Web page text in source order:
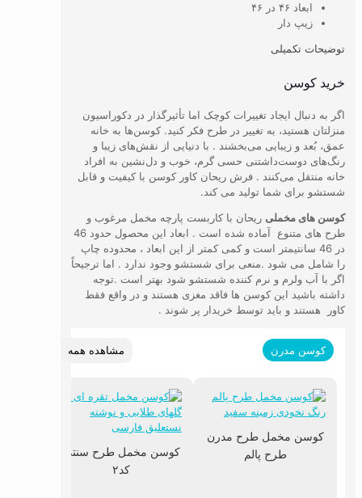
ابعاد ۴۶ در ۴۶
زیپ دار
توضیحات تکمیلی
خرید کوسن
اگر به دنبال ایجاد تغییرات کوچک اما تأثیرگذار در دکوراسیون
منزلتان هستید، به تغییر در طرح فکر کنید. کوسن‌ها به خانه
عمق، بُعد و زیبایی می‌بخشند . با دنیایی از نقش‌های زیبا و
رنگ‌های دوست‌داشتنی حسی گرم، خوب و دل‌نشین به افراد
خانه منتقل می‌کنند . فرش ریحان کاور کوسن با کیفیت و قابل
شستشو برای شما تولید می کند.
کوسن های مخملی ریحان با کاربست پارچه مخمل مرغوب و
طرح های متنوع آماده شده است . ابعاد این محصول حدود 46
در 46 سانتیمتر است و کمی کمتر از این ابعاد ، محدوده چاپ
را شامل می شود .منعی برای شستشو وجود ندارد . اما ترجیحاً
اگر با آب ولرم و نرم کننده شستشو شود بهتر است .توجه
داشته باشید این کوسن ها فاقد مغزی هستند و در واقع فقط
کاور هستند و باید توسط خریدار پر شوند .
کوسن مدرن مشاهده همه
کوسن مخمل طرح مدرن
طرح پالم
کوسن مخمل طرح سنتی
کد۲